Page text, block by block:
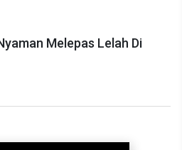
Melepas Lelah Di